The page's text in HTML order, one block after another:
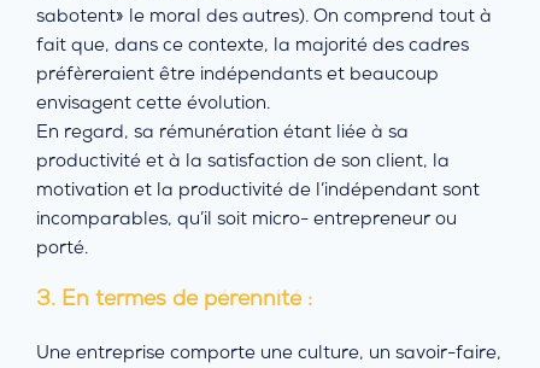
sabotent» le moral des autres). On comprend tout à
fait que, dans ce contexte, la majorité des cadres
préfèreraient être indépendants et beaucoup
envisagent cette évolution.
En regard, sa rémunération étant liée à sa
productivité et à la satisfaction de son client, la
motivation et la productivité de l’indépendant sont
incomparables, qu’il soit micro- entrepreneur ou
porté.
3. En termes de pérennité :
Une entreprise comporte une culture, un savoir-faire,